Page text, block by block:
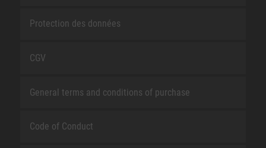
Protection des données
CGV
General terms and conditions of purchase
Code of Conduct